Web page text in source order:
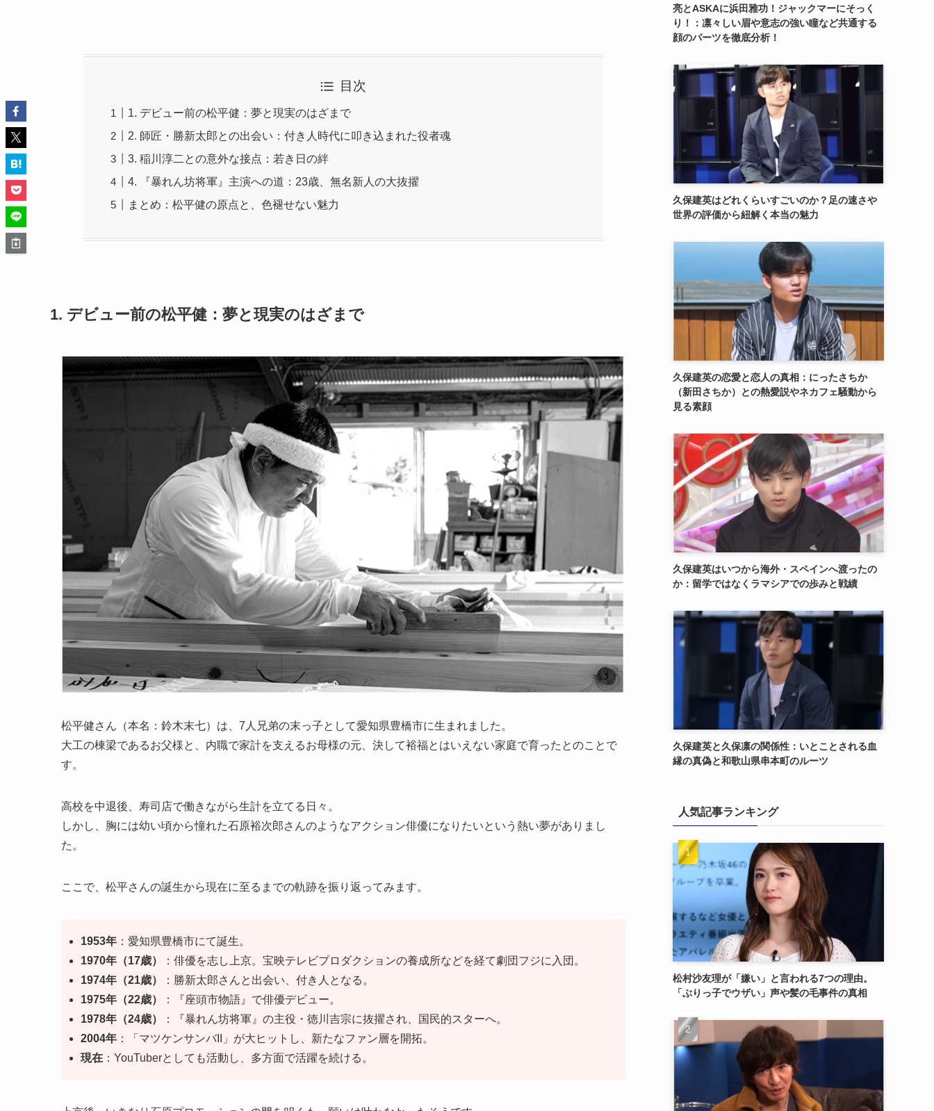
目次
1. デビュー前の松平健：夢と現実のはざまで
2. 師匠・勝新太郎との出会い：付き人時代に叩き込まれた役者魂
3. 稲川淳二との意外な接点：若き日の絆
4. 『暴れん坊将軍』主演への道：23歳、無名新人の大抜擢
まとめ：松平健の原点と、色褪せない魅力
1. デビュー前の松平健：夢と現実のはざまで
松平健さん（本名：鈴木末七）は、7人兄弟の末っ子として愛知県豊橋市に生まれました。
大工の棟梁であるお父様と、内職で家計を支えるお母様の元、決して裕福とはいえない家庭で育ったとのことで
す。
高校を中退後、寿司店で働きながら生計を立てる日々。
しかし、胸には幼い頃から憧れた石原裕次郎さんのようなアクション俳優になりたいという熱い夢がありまし
た。
ここで、松平さんの誕生から現在に至るまでの軌跡を振り返ってみます。
1953年 ：愛知県豊橋市にて誕生。
1970年（17歳）
：俳優を志し上京。宝映テレビプロダクションの養成所などを経て劇団フジに入団。
1974年（21歳）
：勝新太郎さんと出会い、付き人となる。
1975年（22歳）
：『座頭市物語』で俳優デビュー。
1978年（24歳）
：『暴れん坊将軍』の主役・徳川吉宗に抜擢され、国民的スターへ。
2004年 ：「マツケンサンバII」が大ヒットし、新たなファン層を開拓。
現在 ：YouTuberとしても活動し、多方面で活躍を続ける。
亮とASKAに浜田雅功！ジャックマーにそっく
り！：凛々しい眉や意志の強い瞳など共通する
顔のパーツを徹底分析！
久保建英はどれくらいすごいのか？足の速さや
世界の評価から紐解く本当の魅力
久保建英の恋愛と恋人の真相：にったさちか
（新田さちか）との熱愛説やネカフェ騒動から
見る素顔
久保建英はいつから海外・スペインへ渡ったの
か：留学ではなくラマシアでの歩みと戦績
久保建英と久保凛の関係性：いとことされる血
縁の真偽と和歌山県串本町のルーツ
人気記事ランキング
松村沙友理が「嫌い」と言われる7つの理由。
「ぶりっ子でウザい」声や髪の毛事件の真相